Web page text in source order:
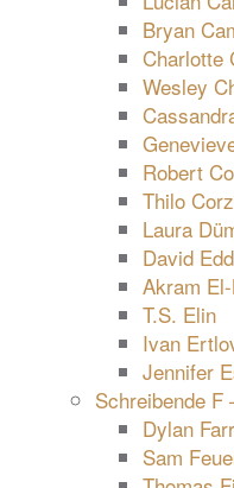
Bryan
Charlotte
Wesley
Robert
Thilo
Laura
David
Akram
T.S. Elin
Ivan
Jennifer
Schreibende F
Dylan
Sam